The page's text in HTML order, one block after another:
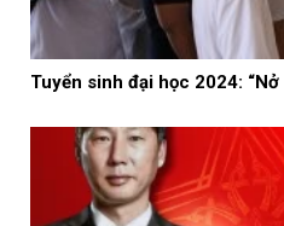
Tuyển sinh đại học 2024: